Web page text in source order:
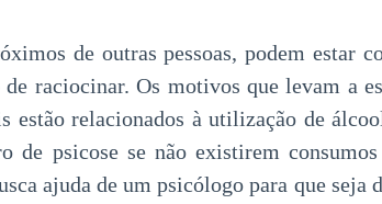
de outras pessoas, podem estar
de raciocinar. Os motivos que levam a
estão relacionados à utilização de
de psicose se não existirem
ajuda de um psicólogo para que